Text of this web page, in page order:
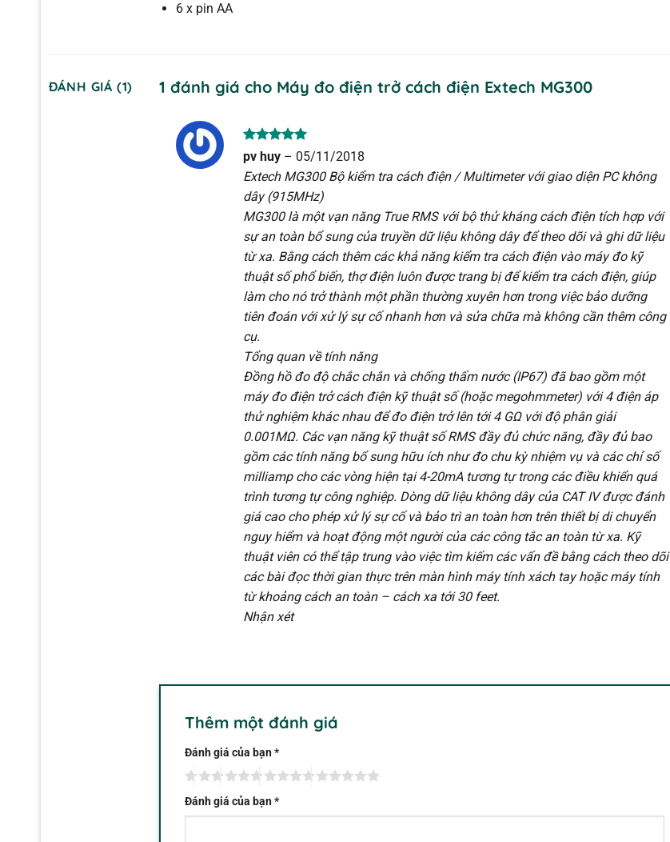
6 x pin AA
ĐÁNH GIÁ (1) 1 đánh giá cho Máy đo điện trở cách điện Extech MG300
Được xếp
hạng 5
sao
pv huy – 05/11/2018
Extech MG300 Bộ kiểm tra cách điện / Multimeter với giao diện PC không
dây (915MHz)
MG300 là một vạn năng True RMS với bộ thử kháng cách điện tích hợp với
sự an toàn bổ sung của truyền dữ liệu không dây để theo dõi và ghi dữ liệu
từ xa. Bằng cách thêm các khả năng kiểm tra cách điện vào máy đo kỹ
thuật số phổ biến, thợ điện luôn được trang bị để kiểm tra cách điện, giúp
làm cho nó trở thành một phần thường xuyên hơn trong việc bảo dưỡng
tiên đoán với xử lý sự cố nhanh hơn và sửa chữa mà không cần thêm công
cụ.
Tổng quan về tính năng
Đồng hồ đo độ chắc chắn và chống thấm nước (IP67) đã bao gồm một
máy đo điện trở cách điện kỹ thuật số (hoặc megohmmeter) với 4 điện áp
thử nghiệm khác nhau để đo điện trở lên tới 4 GΩ với độ phân giải
0.001MΩ. Các vạn năng kỹ thuật số RMS đầy đủ chức năng, đầy đủ bao
gồm các tính năng bổ sung hữu ích như đo chu kỳ nhiệm vụ và các chỉ số
milliamp cho các vòng hiện tại 4-20mA tương tự trong các điều khiển quá
trình tương tự công nghiệp. Dòng dữ liệu không dây của CAT IV được đánh
giá cao cho phép xử lý sự cố và bảo trì an toàn hơn trên thiết bị di chuyển
nguy hiểm và hoạt động một người của các công tắc an toàn từ xa. Kỹ
thuật viên có thể tập trung vào việc tìm kiếm các vấn đề bằng cách theo dõi
các bài đọc thời gian thực trên màn hình máy tính xách tay hoặc máy tính
từ khoảng cách an toàn – cách xa tới 30 feet.
Nhận xét
Thêm một đánh giá
Đánh giá của bạn*
Đánh giá của bạn*